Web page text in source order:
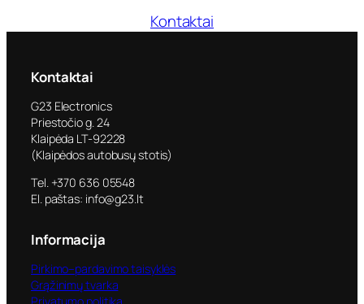
Kontaktai
Kontaktai
G23 Electronics
Priestočio g. 24
Klaipėda LT-92228
(Klaipėdos autobusų stotis)
Tel. +370 636 05548
El. paštas: info@g23.lt
Informacija
Pirkimo–pardavimo taisyklės
Grąžinimų tvarka